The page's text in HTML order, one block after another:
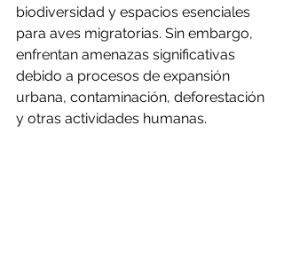
biodiversidad y espacios esenciales
para aves migratorias. Sin embargo,
enfrentan amenazas significativas
debido a procesos de expansión
urbana, contaminación, deforestación
y otras actividades humanas.